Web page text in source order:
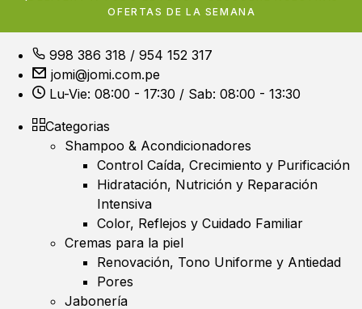
OFERTAS DE LA SEMANA
998 386 318 / 954 152 317
jomi@jomi.com.pe
Lu-Vie: 08:00 - 17:30 / Sab: 08:00 - 13:30
Categorias
Shampoo & Acondicionadores
Control Caída, Crecimiento y Purificación
Hidratación, Nutrición y Reparación
Intensiva
Color, Reflejos y Cuidado Familiar
Cremas para la piel
Renovación, Tono Uniforme y Antiedad
Pores
Jabonería